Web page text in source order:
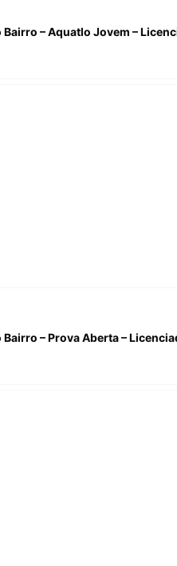
– Aquatlo Jovem –
– Prova Aberta –